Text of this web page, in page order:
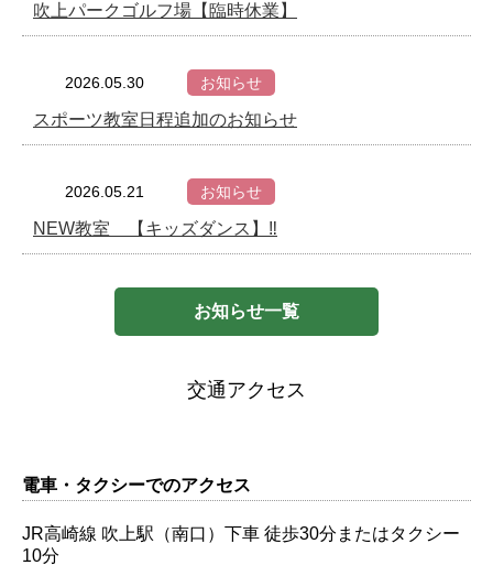
吹上パークゴルフ場【臨時休業】
2026.05.30 お知らせ
スポーツ教室日程追加のお知らせ
2026.05.21 お知らせ
NEW教室 【キッズダンス】‼
お知らせ一覧
交通アクセス
電車・タクシーでのアクセス
JR高崎線 吹上駅（南口）下車 徒歩30分またはタクシー
10分